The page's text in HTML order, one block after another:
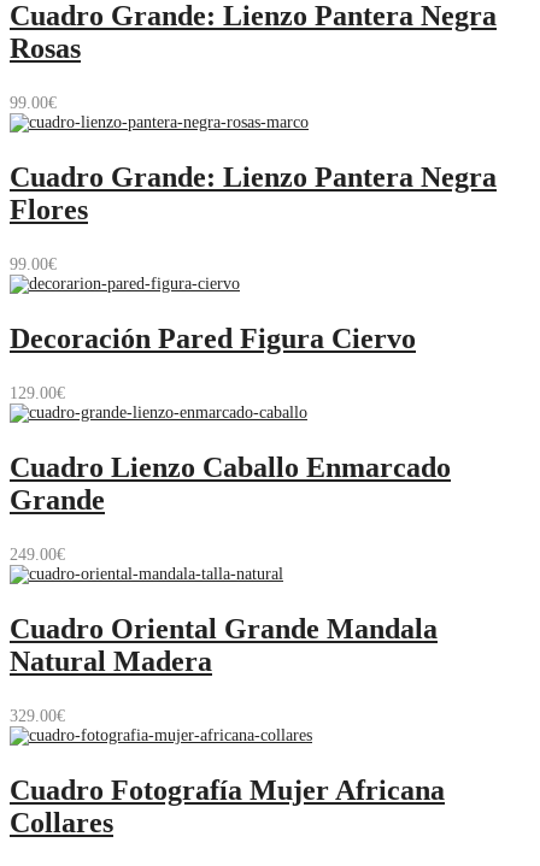
Cuadro Grande: Lienzo Pantera Negra
Rosas
99.00€
Cuadro Grande: Lienzo Pantera Negra
Flores
99.00€
Decoración Pared Figura Ciervo
129.00€
Cuadro Lienzo Caballo Enmarcado
Grande
249.00€
Cuadro Oriental Grande Mandala
Natural Madera
329.00€
Cuadro Fotografía Mujer Africana
Collares